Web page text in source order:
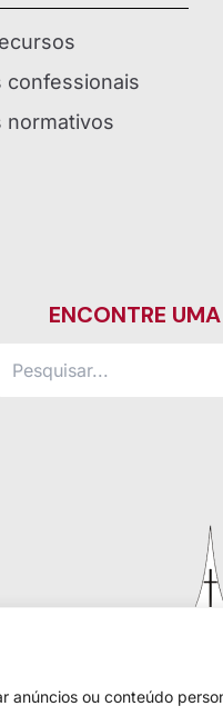
ou conteúdo
confessionais
normativos
ENCONTRE